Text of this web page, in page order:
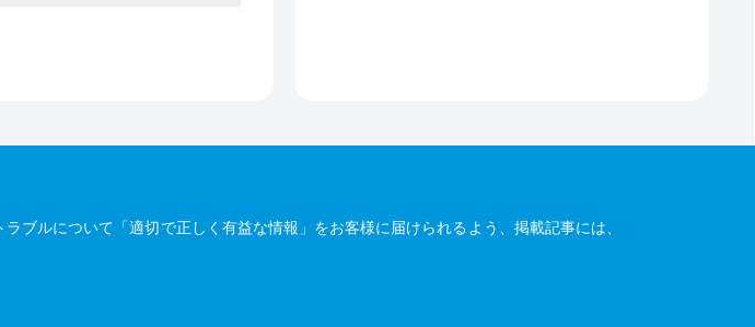
ブルについて「適切で正しく有益な情報」をお客様に届けられるよう、掲載記事には、